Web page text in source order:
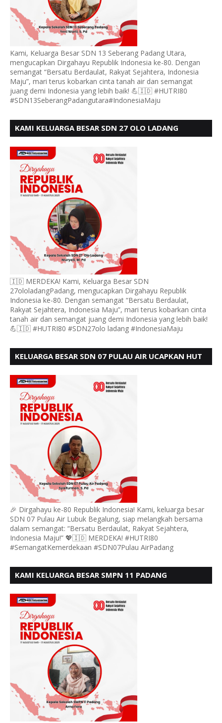
Kami, Keluarga Besar SDN 13 Seberang Padang Utara,
mengucapkan Dirgahayu Republik Indonesia ke-80. Dengan
semangat “Bersatu Berdaulat, Rakyat Sejahtera, Indonesia
Maju”, mari terus kobarkan cinta tanah air dan semangat
juang demi Indonesia yang lebih baik! 💪🇮🇩 #HUTRI80
#SDN13SeberangPadangutara#IndonesiaMaju
KAMI KELUARGA BESAR SDN 27 OLO LADANG
🇮🇩 MERDEKA! Kami, Keluarga Besar SDN
27ololadangPadang, mengucapkan Dirgahayu Republik
Indonesia ke-80. Dengan semangat “Bersatu Berdaulat,
Rakyat Sejahtera, Indonesia Maju”, mari terus kobarkan cinta
tanah air dan semangat juang demi Indonesia yang lebih baik!
💪🇮🇩 #HUTRI80 #SDN27olo ladang #IndonesiaMaju
KELUARGA BESAR SDN 07 PULAU AIR UCAPKAN HUT
🎉 Dirgahayu ke-80 Republik Indonesia! Kami, keluarga besar
SDN 07 Pulau Air Lubuk Begalung, siap melangkah bersama
dalam semangat: “Bersatu Berdaulat, Rakyat Sejahtera,
Indonesia Maju!” 💖🇮🇩 MERDEKA! #HUTRI80
#SemangatKemerdekaan #SDN07Pulau AirPadang
KAMI KELUARGA BESAR SMPN 11 PADANG
BERDAULAT